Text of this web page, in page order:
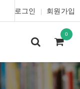
로그인 회원가입
0